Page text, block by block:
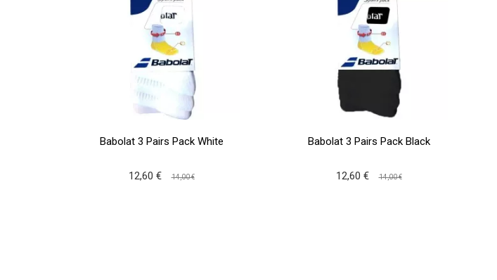
Babolat 3 Pairs Pack White
12,60 € 14,00 €
Babolat 3 Pairs Pack Black
12,60 € 14,00 €